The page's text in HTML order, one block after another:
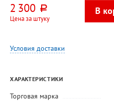
2 300 руб.
Цена за штуку
Условия доставки
ХАРАКТЕРИСТИКИ
Торговая марка